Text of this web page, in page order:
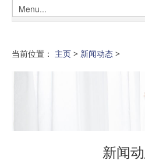
当前位置： 主页 > 新闻动态 >
新闻